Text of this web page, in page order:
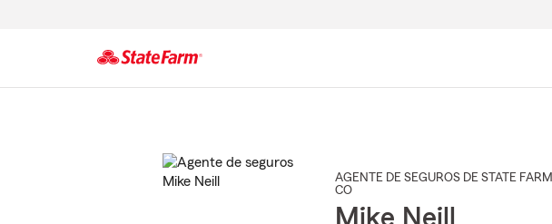
AGENTE DE SEGUROS DE STATE FARM
CO
Mike Neill